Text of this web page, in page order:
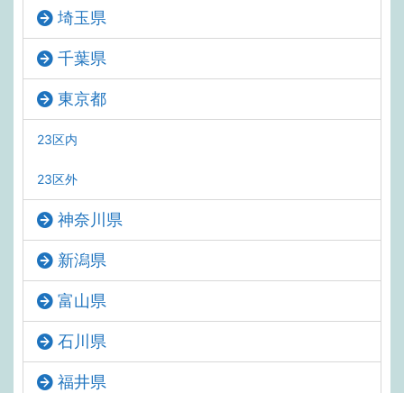
埼玉県
千葉県
東京都
23区内
23区外
神奈川県
新潟県
富山県
石川県
福井県